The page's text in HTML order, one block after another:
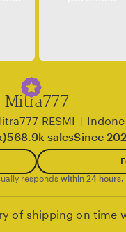
Mitra777
RESMI
568.9k salesSince
responds within 24 hours.
of shipping on time